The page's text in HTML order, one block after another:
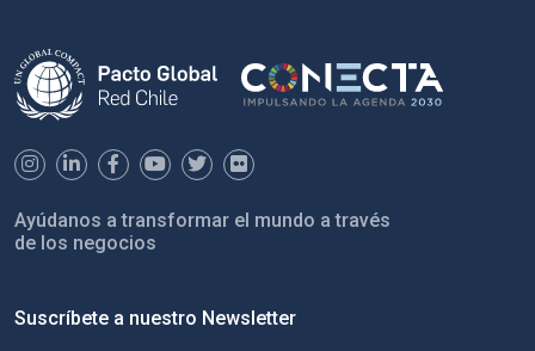
Ayúdanos a transformar el mundo a través
de los negocios
Suscríbete a nuestro Newsletter